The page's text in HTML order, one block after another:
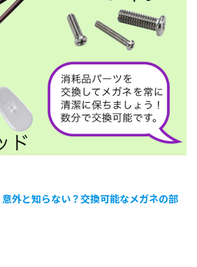
意外と知らない？交換可能なメガネの部